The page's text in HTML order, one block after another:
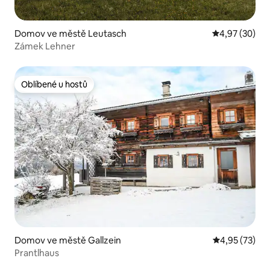
Domov ve městě Leutasch Průměrné
4,97 (30)
Zámek Lehner
Oblíbené u hostů
Oblíbené u hostů
Domov ve městě Gallzein Průměrné
4,95 (73)
Prantlhaus